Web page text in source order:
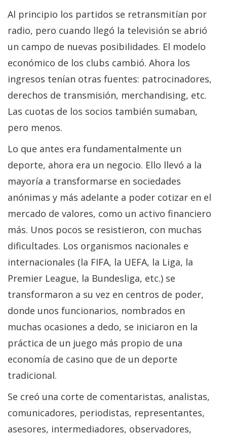
Al principio los partidos se retransmitían por
radio, pero cuando llegó la televisión se abrió
un campo de nuevas posibilidades. El modelo
económico de los clubs cambió. Ahora los
ingresos tenían otras fuentes: patrocinadores,
derechos de transmisión, merchandising, etc.
Las cuotas de los socios también sumaban,
pero menos.
Lo que antes era fundamentalmente un
deporte, ahora era un negocio. Ello llevó a la
mayoría a transformarse en sociedades
anónimas y más adelante a poder cotizar en el
mercado de valores, como un activo financiero
más. Unos pocos se resistieron, con muchas
dificultades. Los organismos nacionales e
internacionales (la FIFA, la UEFA, la Liga, la
Premier League, la Bundesliga, etc.) se
transformaron a su vez en centros de poder,
donde unos funcionarios, nombrados en
muchas ocasiones a dedo, se iniciaron en la
práctica de un juego más propio de una
economía de casino que de un deporte
tradicional.
Se creó una corte de comentaristas, analistas,
comunicadores, periodistas, representantes,
asesores, intermediadores, observadores,